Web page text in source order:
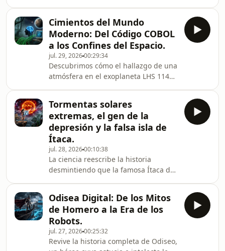
alcanzar
evolucionó hasta convertirse en
Delphi, el entorno visual que cambió
para siempre la programación en
Windows.Acompáñanos a explorar la
silenciosa crisis que amenaza con
hacer desaparecer hasta el 30% de
las superficies de viñedos en
Alemania y cómo los viticultores
Cimientos del Mundo
Moderno: Del Código COBOL
a los Confines del Espacio.
jul. 29, 202600:29:34
Descubrimos cómo el hallazgo de una
atmósfera en el exoplaneta LHS 1140
por qué el lenguaje COBOL, creado
por Grace Hopper, sigue siendo el
motor invisible e intocable de la
banca mundial.Analizamos la cruda
realidad de la deforestación en los
Cárpatos bajo la sombra del
&quot;greenwashing&quot;
corporativo, y revisamos los errores
Tormentas solares
extremas, el gen de la
depresión y la falsa isla de
Ítaca.
jul. 28, 202600:10:38
La ciencia reescribe la historia
desmintiendo que la famosa Ítaca de
Botticelli no falleció de tuberculosis,
sino probablemente de un tumor
hipofisario.Viajamos a las estrellas
para explorar el sorprendente
hallazgo de azúcar en el espacio
Odisea Digital: De los Mitos
de Homero a la Era de los
Robots.
jul. 27, 202600:25:32
Revive la historia completa de Odiseo,